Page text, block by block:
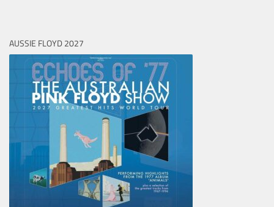
AUSSIE FLOYD 2027